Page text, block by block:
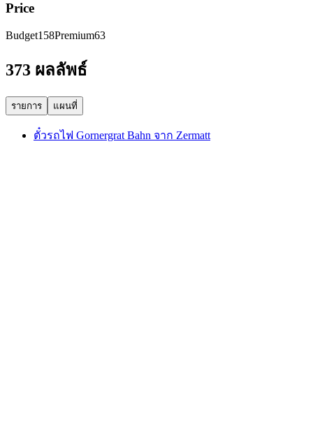
Price
Budget158Premium63
373 ผลลัพธ์
รายการ แผนที่
ตั๋วรถไฟ Gornergrat Bahn จาก Zermatt